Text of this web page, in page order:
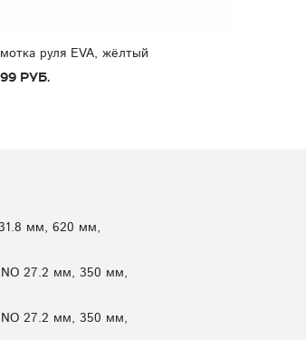
руля EVA, жёлтый
руб.
31.8 мм, 620 мм,
27.2 мм, 350 мм,
27.2 мм, 350 мм,